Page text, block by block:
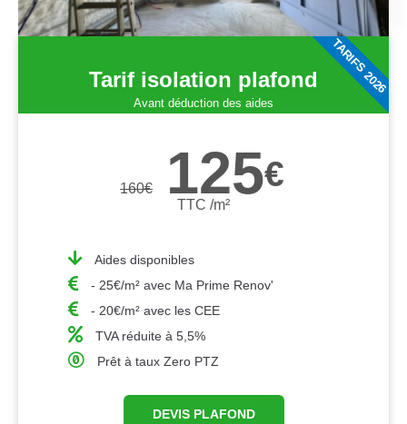
Tarif isolation plafond
Avant déduction des aides
160€ 125€
TTC /m²
Aides disponibles
- 25€/m² avec Ma Prime Renov'
- 20€/m² avec les CEE
TVA réduite à 5,5%
Prêt à taux Zero PTZ
DEVIS PLAFOND
TARIFS 2026